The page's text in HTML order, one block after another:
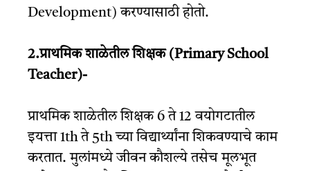
Development) करण्यासाठी होतो.
2.प्राथमिक शाळेतील शिक्षक (Primary School
Teacher)-
प्राथमिक शाळेतील शिक्षक 6 ते 12 वयोगटातील
इयत्ता 1th ते 5th च्या विद्यार्थ्यांना शिकवण्याचे काम
करतात. मुलांमध्ये जीवन कौशल्ये तसेच मूलभूत